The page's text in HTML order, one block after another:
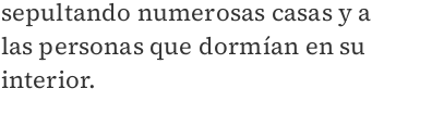
sepultando numerosas casas y a
las personas que dormían en su
interior.